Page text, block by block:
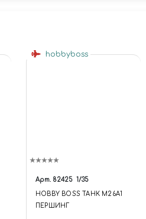
hobbyboss
Арт. 82425 1/35
HOBBY BOSS ТАНК M26A1
ПЕРШИНГ